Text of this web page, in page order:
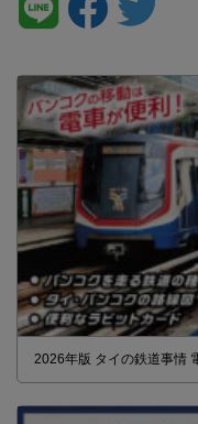
2026年版 タイの鉄道事情